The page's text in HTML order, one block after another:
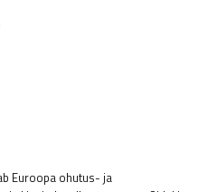
Euroopa ohutus- ja